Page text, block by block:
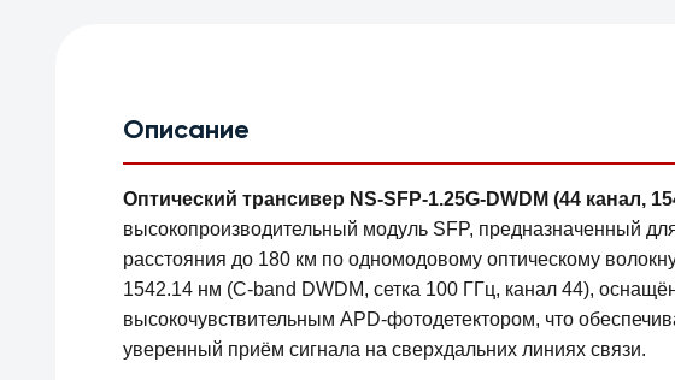
Описание
Оптический трансивер NS-SFP-1.25G-DWDM (44 канал,
высокопроизводительный модуль SFP, предназначенный
расстояния до 180 км по одномодовому оптическому
1542.14 нм (C-band DWDM, сетка 100 ГГц, канал 44),
высокочувствительным APD-фотодетектором, что
уверенный приём сигнала на сверхдальних линиях связи.